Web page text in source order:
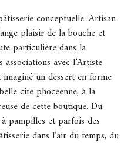
conceptuelle. Artisan
plaisir de la bouche et
particulière dans la
avec l’Artiste
un dessert en forme
cité phocéenne, à la
de cette boutique. Du
pampilles et parfois des
dans l’air du temps, du